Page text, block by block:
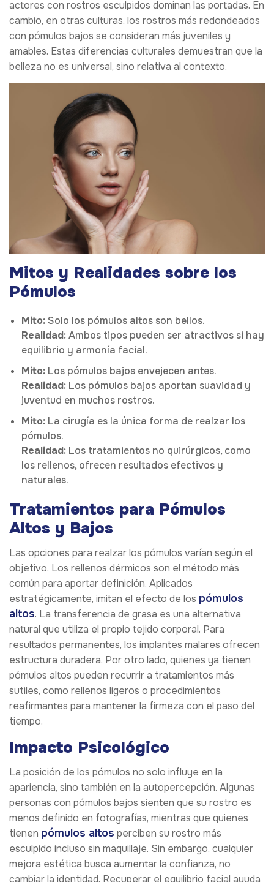
actores con rostros esculpidos dominan las portadas. En
cambio, en otras culturas, los rostros más redondeados
con pómulos bajos se consideran más juveniles y
amables. Estas diferencias culturales demuestran que la
belleza no es universal, sino relativa al contexto.
Mitos y Realidades sobre los
Pómulos
Mito: Solo los pómulos altos son bellos.
Realidad:Ambos tipos pueden ser atractivos si hay
equilibrio y armonía facial.
Mito: Los pómulos bajos envejecen antes.
Realidad: Los pómulos bajos aportan suavidad y
juventud en muchos rostros.
Mito: La cirugía es la única forma de realzar los
pómulos.
Realidad: Los tratamientos no quirúrgicos, como
los rellenos, ofrecen resultados efectivos y
naturales.
Tratamientos para Pómulos
Altos y Bajos
Las opciones para realzar los pómulos varían según el
objetivo. Los rellenos dérmicos son el método más
común para aportar definición. Aplicados
estratégicamente, imitan el efecto de los pómulos
altos. La transferencia de grasa es una alternativa
natural que utiliza el propio tejido corporal. Para
resultados permanentes, los implantes malares ofrecen
estructura duradera. Por otro lado, quienes ya tienen
pómulos altos pueden recurrir a tratamientos más
sutiles, como rellenos ligeros o procedimientos
reafirmantes para mantener la firmeza con el paso del
tiempo.
Impacto Psicológico
La posición de los pómulos no solo influye en la
apariencia, sino también en la autopercepción. Algunas
personas con pómulos bajos sienten que su rostro es
menos definido en fotografías, mientras que quienes
tienen pómulos altos perciben su rostro más
esculpido incluso sin maquillaje. Sin embargo, cualquier
mejora estética busca aumentar la confianza, no
cambiar la identidad. Recuperar el equilibrio facial ayuda